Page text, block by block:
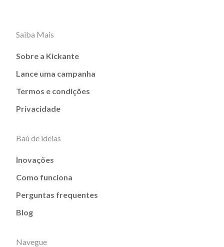
Saiba Mais
Sobre a Kickante
Lance uma campanha
Termos e condições
Privacidade
Baú de ideias
Inovações
Como funciona
Perguntas frequentes
Blog
Navegue